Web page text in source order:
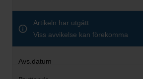
Artikeln har utgått
Viss avvikelse kan förekomma